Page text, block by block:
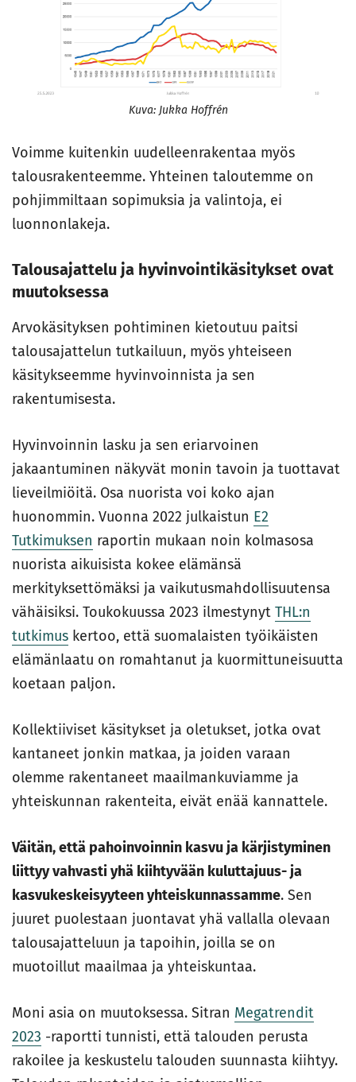
Kuva: Jukka Hoffrén
Voimme kuitenkin uudelleenrakentaa myös
talousrakenteemme. Yhteinen taloutemme on
pohjimmiltaan sopimuksia ja valintoja, ei
luonnonlakeja.
Talousajattelu ja hyvinvointikäsitykset ovat
muutoksessa
Arvokäsityksen pohtiminen kietoutuu paitsi
talousajattelun tutkailuun, myös yhteiseen
käsitykseemme hyvinvoinnista ja sen
rakentumisesta.
Hyvinvoinnin lasku ja sen eriarvoinen
jakaantuminen näkyvät monin tavoin ja tuottavat
lieveilmiöitä. Osa nuorista voi koko ajan
huonommin. Vuonna 2022 julkaistun E2
Tutkimuksen raportin mukaan noin kolmasosa
nuorista aikuisista kokee elämänsä
merkityksettömäksi ja vaikutusmahdollisuutensa
vähäisiksi. Toukokuussa 2023 ilmestynyt THL:n
tutkimus kertoo, että suomalaisten työikäisten
elämänlaatu on romahtanut ja kuormittuneisuutta
koetaan paljon.
Kollektiiviset käsitykset ja oletukset, jotka ovat
kantaneet jonkin matkaa, ja joiden varaan
olemme rakentaneet maailmankuviamme ja
yhteiskunnan rakenteita, eivät enää kannattele.
Väitän, että pahoinvoinnin kasvu ja kärjistyminen
liittyy vahvasti yhä kiihtyvään kuluttajuus- ja
kasvukeskeisyyteen yhteiskunnassamme. Sen
juuret puolestaan juontavat yhä vallalla olevaan
talousajatteluun ja tapoihin, joilla se on
muotoillut maailmaa ja yhteiskuntaa.
Moni asia on muutoksessa. Sitran Megatrendit
2023 -raportti tunnisti, että talouden perusta
rakoilee ja keskustelu talouden suunnasta kiihtyy.